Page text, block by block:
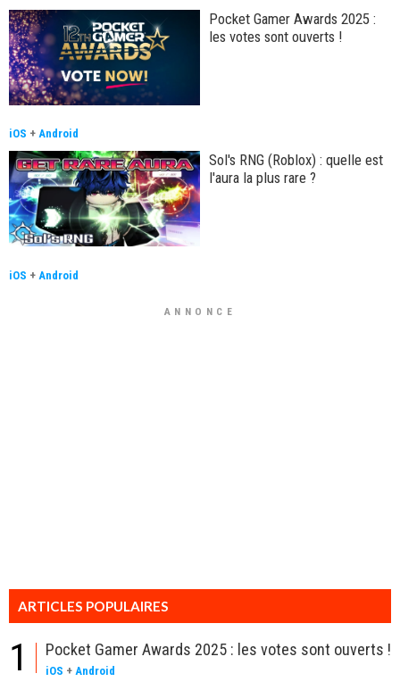
Pocket Gamer Awards 2025 :
les votes sont ouverts !
iOS + Android
Sol's RNG (Roblox) : quelle est
l'aura la plus rare ?
iOS + Android
ANNONCE
ARTICLES POPULAIRES
1 Pocket Gamer Awards 2025 : les votes sont ouverts !
iOS + Android